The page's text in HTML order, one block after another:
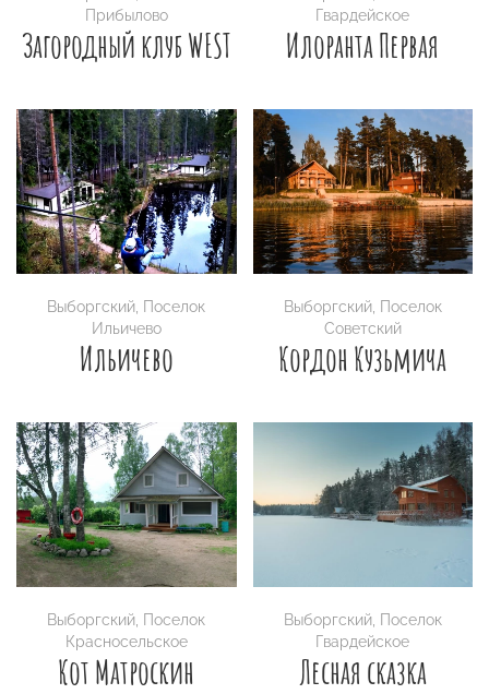
Прибылово
Загородный клуб WEST
Гвардейское
Илоранта Первая
Выборгский Поселок
Ильичево
Ильичево
Выборгский, Поселок
Советский
Кордон Кузьмича
Выборгский Поселок
Красносельское
Кот Матроскин
Выборгский, Поселок
Гвардейское
Лесная сказка